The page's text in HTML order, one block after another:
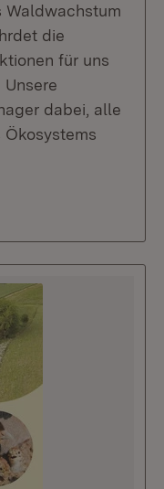
Waldwachstum
die
für uns
dabei, alle